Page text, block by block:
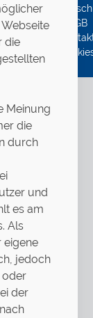
die
Meinung
die
durch
und
es am
Als
eigene
jedoch
oder
der
AGB